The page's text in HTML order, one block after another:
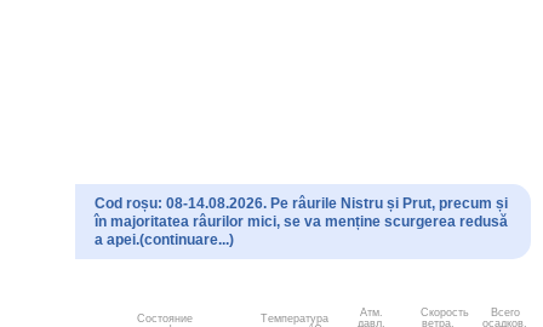
Cod roșu: 08-14.08.2026. Pe râurile Nistru și Prut, precum și
în majoritatea râurilor mici, se va menține scurgerea redusă
a apei.(continuare...)
Состояние
Температура
Атм.
давл.
Скорость
ветра.
Всего
осадков,